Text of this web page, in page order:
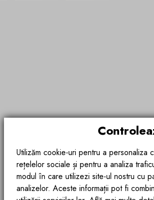
Utilizăm cookie-uri pentru a personaliza
rețelelor sociale și pentru a analiza
modul în care utilizezi site-ul nostru cu
analizelor. Aceste informații pot fi